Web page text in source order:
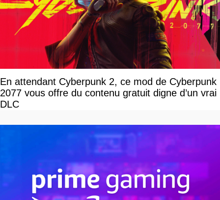
En attendant Cyberpunk 2, ce mod de Cyberpunk
2077 vous offre du contenu gratuit digne d’un vrai
DLC